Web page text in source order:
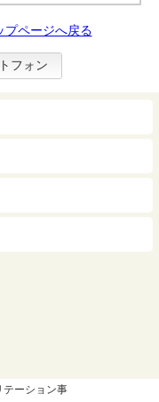
プページへ戻る
フォン
テーション事